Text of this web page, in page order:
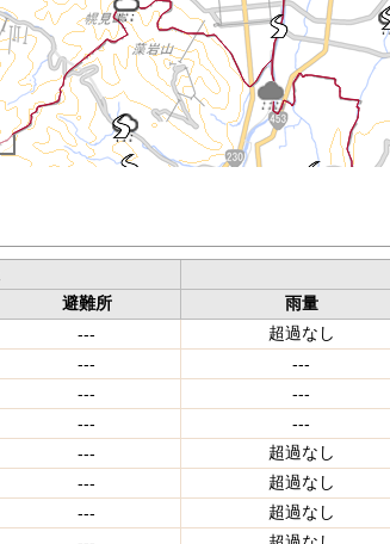
避難所 雨量
--- 超過なし
--- ---
--- ---
--- ---
--- 超過なし
--- 超過なし
--- 超過なし